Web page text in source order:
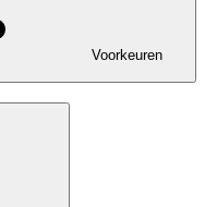
Voorkeuren